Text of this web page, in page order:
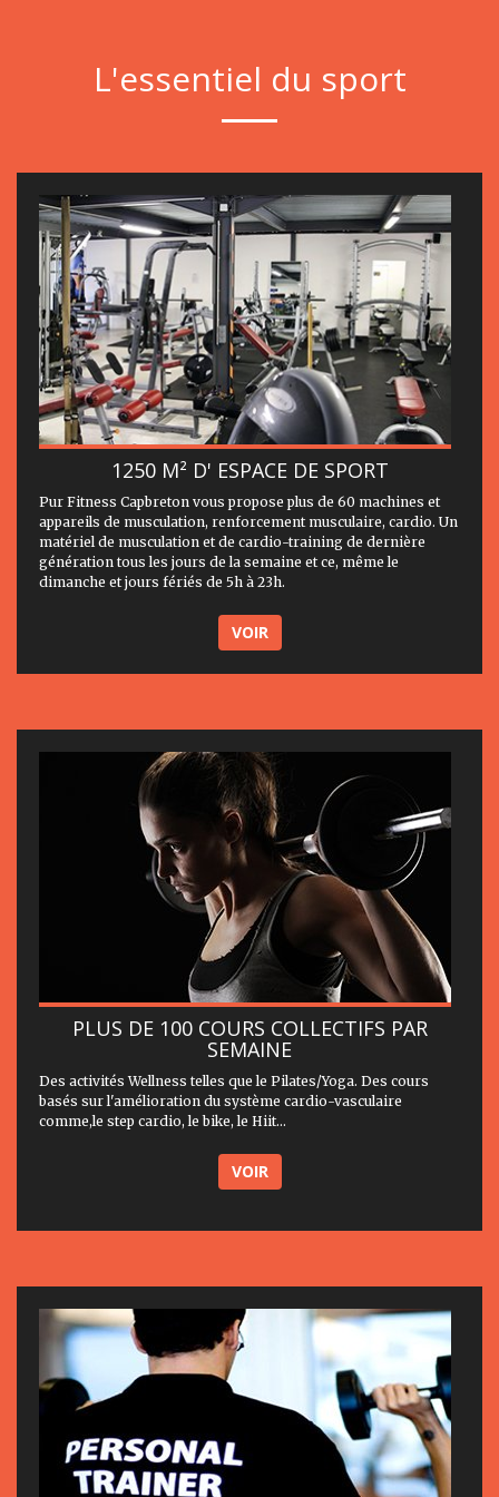
L'essentiel du sport
1250 M² D' ESPACE DE SPORT
Pur Fitness Capbreton vous propose plus de 60 machines et
appareils de musculation, renforcement musculaire, cardio. Un
matériel de musculation et de cardio-training de dernière
génération tous les jours de la semaine et ce, même le
dimanche et jours fériés de 5h à 23h.
VOIR
PLUS DE 100 COURS COLLECTIFS PAR
SEMAINE
Des activités Wellness telles que le Pilates/Yoga. Des cours
basés sur l'amélioration du système cardio-vasculaire
comme,le step cardio, le bike, le Hiit...
VOIR